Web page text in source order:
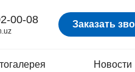
00-08 Заказать
Новости